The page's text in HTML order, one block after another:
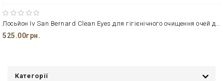
Лосьйон Iv San Bernard Clean Eyes для гігієнічного очищення очей дом.твар., з ромашкою
525.00грн.
Категорії